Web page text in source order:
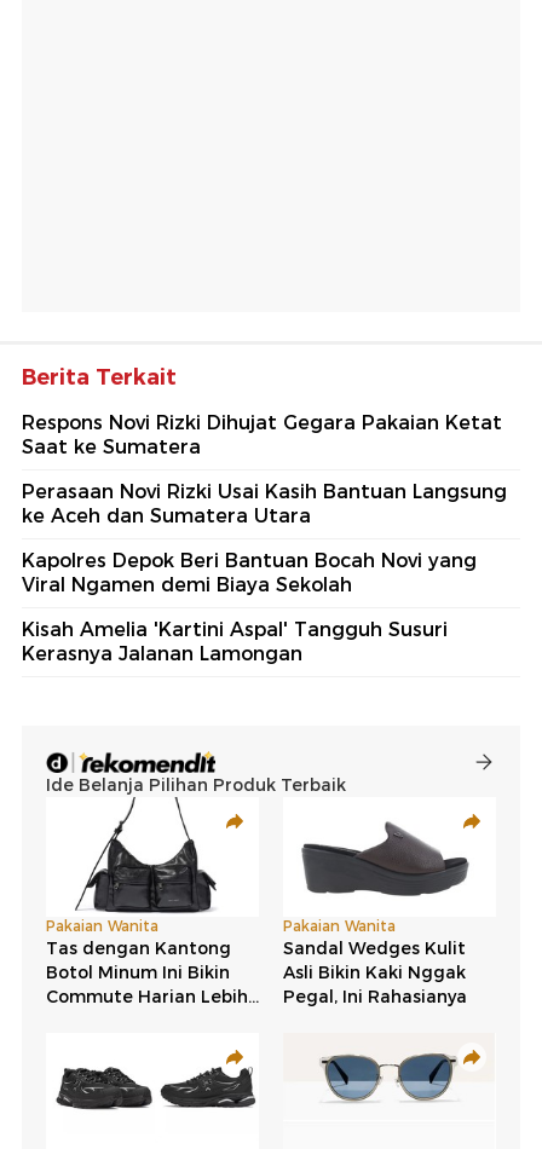
Berita Terkait
Respons Novi Rizki Dihujat Gegara Pakaian Ketat
Saat ke Sumatera
Perasaan Novi Rizki Usai Kasih Bantuan Langsung
ke Aceh dan Sumatera Utara
Kapolres Depok Beri Bantuan Bocah Novi yang
Viral Ngamen demi Biaya Sekolah
Kisah Amelia 'Kartini Aspal' Tangguh Susuri
Kerasnya Jalanan Lamongan